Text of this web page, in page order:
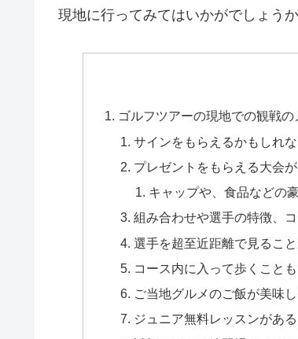
現地に行ってみてはいかがでしょうか
ゴルフツアーの現地での観戦の
サインをもらえるかもしれ
プレゼントをもらえる大会
キャップや、食品などの
組み合わせや選手の特徴、
選手を超至近距離で見るこ
コース内に入って歩くことも
ご当地グルメのご飯が美味
ジュニア無料レッスンがある